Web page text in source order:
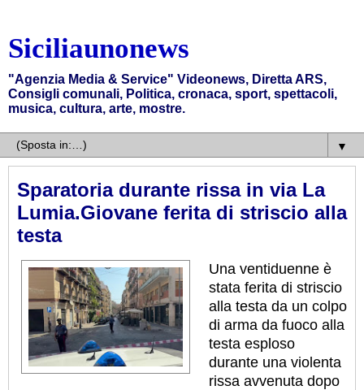
Siciliaunonews
"Agenzia Media & Service" Videonews, Diretta ARS,
Consigli comunali, Politica, cronaca, sport, spettacoli,
musica, cultura, arte, mostre.
▼
Sparatoria durante rissa in via La
Lumia.Giovane ferita di striscio alla
testa
Una ventiduenne è
stata ferita di striscio
alla testa da un colpo
di arma da fuoco alla
testa esploso
durante una violenta
rissa avvenuta dopo